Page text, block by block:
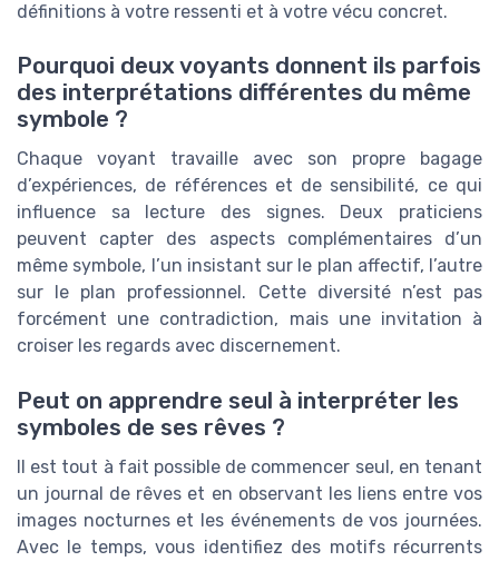
définitions à votre ressenti et à votre vécu concret.
Pourquoi deux voyants donnent ils parfois
des interprétations différentes du même
symbole ?
Chaque voyant travaille avec son propre bagage
d’expériences, de références et de sensibilité, ce qui
influence sa lecture des signes. Deux praticiens
peuvent capter des aspects complémentaires d’un
même symbole, l’un insistant sur le plan affectif, l’autre
sur le plan professionnel. Cette diversité n’est pas
forcément une contradiction, mais une invitation à
croiser les regards avec discernement.
Peut on apprendre seul à interpréter les
symboles de ses rêves ?
Il est tout à fait possible de commencer seul, en tenant
un journal de rêves et en observant les liens entre vos
images nocturnes et les événements de vos journées.
Avec le temps, vous identifiez des motifs récurrents